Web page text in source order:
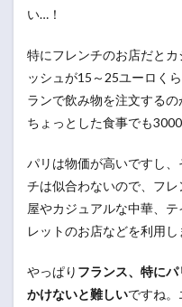
い…！
特にフレンチのお店だと
ッシュが15～25ユーロく
ランで飲み物を注文するの
ちょっとした食事でも
パリは物価が高いですし
チは似合わないので、フ
屋やカジュアルな中華、
レットのお店などを利用し
やっぱり フランス、特に
かけないと難しいですね